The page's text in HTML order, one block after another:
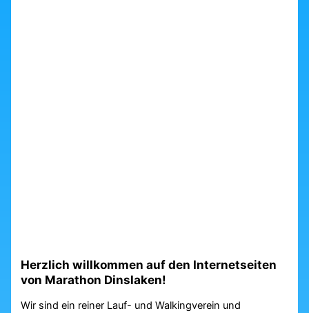
Herzlich willkommen auf den Internetseiten
von Marathon Dinslaken!
Wir sind ein reiner Lauf- und Walkingverein und